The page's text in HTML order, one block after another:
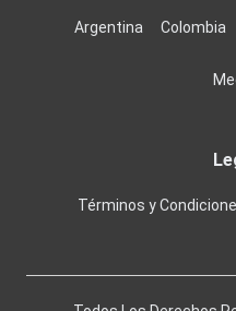
Argentina Colombia
Términos y